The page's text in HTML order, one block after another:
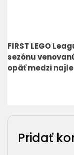
FIRST LEGO
sezónu
opäť medzi
Pridať